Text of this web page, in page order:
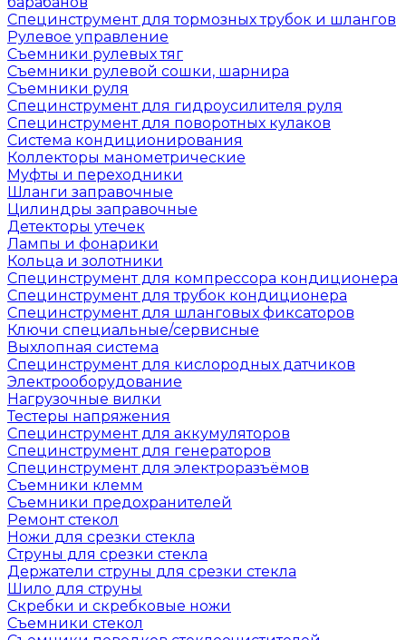
Специнструмент для тормозных трубок и шлангов
Рулевое управление
Съемники рулевых тяг
Съемники рулевой сошки, шарнира
Съемники руля
Специнструмент для гидроусилителя руля
Специнструмент для поворотных кулаков
Система кондиционирования
Коллекторы манометрические
Муфты и переходники
Шланги заправочные
Цилиндры заправочные
Детекторы утечек
Лампы и фонарики
Кольца и золотники
Специнструмент для компрессора кондиционера
Специнструмент для трубок кондиционера
Специнструмент для шланговых фиксаторов
Ключи специальные/сервисные
Выхлопная система
Специнструмент для кислородных датчиков
Электрооборудование
Нагрузочные вилки
Тестеры напряжения
Специнструмент для аккумуляторов
Специнструмент для генераторов
Специнструмент для электроразъёмов
Съемники клемм
Съемники предохранителей
Ремонт стекол
Ножи для срезки стекла
Струны для срезки стекла
Держатели струны для срезки стекла
Шило для струны
Скребки и скребковые ножи
Съемники стекол